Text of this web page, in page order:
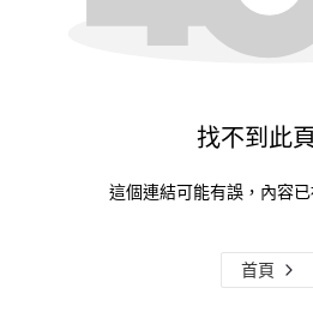
找不到此
這個連結可能有誤，內容
首頁